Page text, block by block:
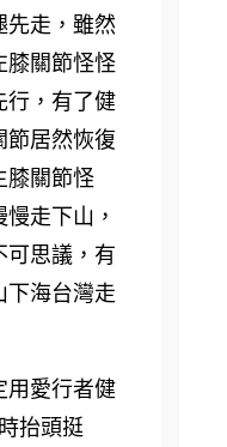
先走，雖然
膝關節怪怪
行，有了健
節居然恢復
膝關節怪
走下山，
可思議，有
下海台灣走
用愛行者健
抬頭挺